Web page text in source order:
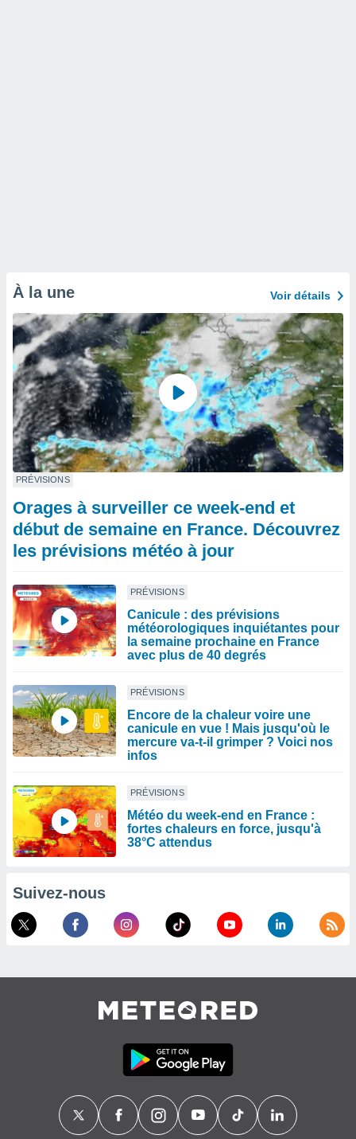
À la une Voir détails
PRÉVISIONS
Orages à surveiller ce week-end et
début de semaine en France. Découvrez
les prévisions météo à jour
PRÉVISIONS
Canicule : des prévisions
météorologiques inquiétantes pour
la semaine prochaine en France
avec plus de 40 degrés
PRÉVISIONS
Encore de la chaleur voire une
canicule en vue ! Mais jusqu'où le
mercure va-t-il grimper ? Voici nos
infos
PRÉVISIONS
Météo du week-end en France :
fortes chaleurs en force, jusqu'à
38°C attendus
Suivez-nous